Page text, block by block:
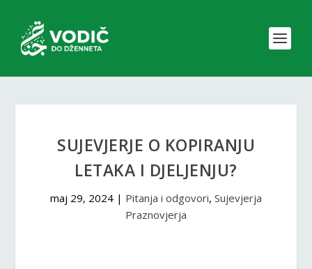
SUJEVJERJE O KOPIRANJU
LETAKA I DJELJENJU?
maj 29, 2024 | Pitanja i odgovori, Sujevjerja
Praznovjerja